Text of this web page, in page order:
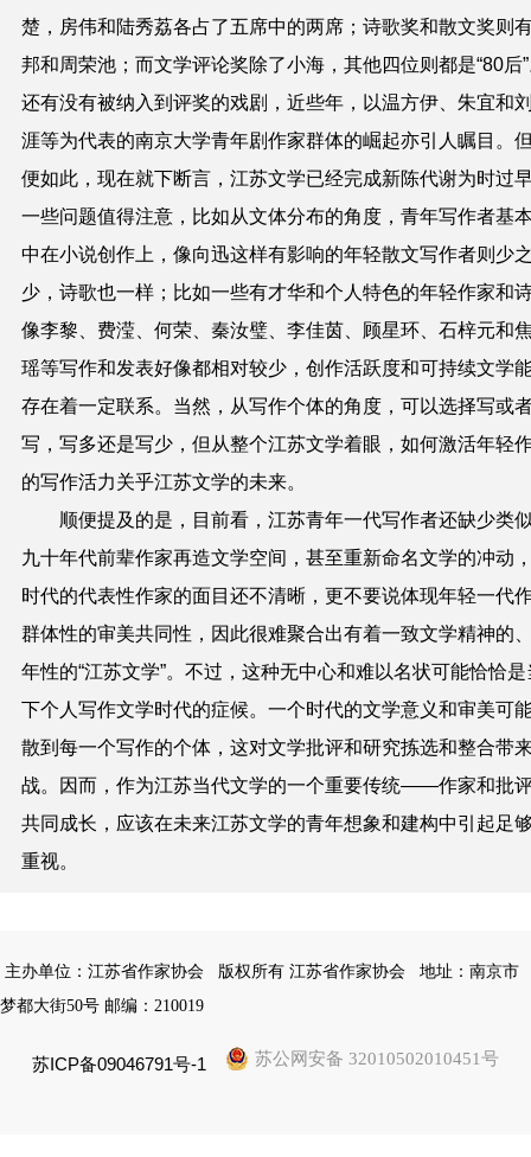
楚，房伟和陆秀荔各占了五席中的两席；诗歌奖和散文奖则
邦和周荣池；而文学评论奖除了小海，其他四位则都是“80后
还有没有被纳入到评奖的戏剧，近些年，以温方伊、朱宜和
涯等为代表的南京大学青年剧作家群体的崛起亦引人瞩目。
便如此，现在就下断言，江苏文学已经完成新陈代谢为时过
一些问题值得注意，比如从文体分布的角度，青年写作者基
中在小说创作上，像向迅这样有影响的年轻散文写作者则少
少，诗歌也一样；比如一些有才华和个人特色的年轻作家和
像李黎、费滢、何荣、秦汝璧、李佳茵、顾星环、石梓元和
瑶等写作和发表好像都相对较少，创作活跃度和可持续文学
存在着一定联系。当然，从写作个体的角度，可以选择写或
写，写多还是写少，但从整个江苏文学着眼，如何激活年轻
的写作活力关乎江苏文学的未来。
顺便提及的是，目前看，江苏青年一代写作者还缺少类
九十年代前辈作家再造文学空间，甚至重新命名文学的冲动
时代的代表性作家的面目还不清晰，更不要说体现年轻一代
群体性的审美共同性，因此很难聚合出有着一致文学精神的
年性的“江苏文学”。不过，这种无中心和难以名状可能恰恰是
下个人写作文学时代的症候。一个时代的文学意义和审美可
散到每一个写作的个体，这对文学批评和研究拣选和整合带
战。因而，作为江苏当代文学的一个重要传统——作家和批
共同成长，应该在未来江苏文学的青年想象和建构中引起足
重视。
主办单位：江苏省作家协会 版权所有 江苏省作家协会
地址：南京市
梦都大街50号 邮编：210019
苏ICP备09046791号-1 苏公网安备 32010502010451号